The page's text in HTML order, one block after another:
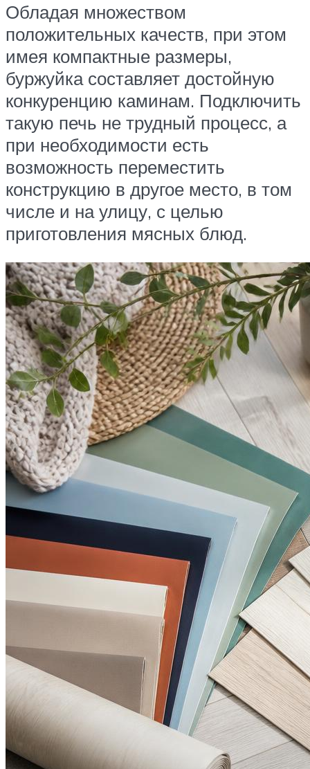
Обладая множеством
положительных качеств, при этом
имея компактные размеры,
буржуйка составляет достойную
конкуренцию каминам. Подключить
такую печь не трудный процесс, а
при необходимости есть
возможность переместить
конструкцию в другое место, в том
числе и на улицу, с целью
приготовления мясных блюд.